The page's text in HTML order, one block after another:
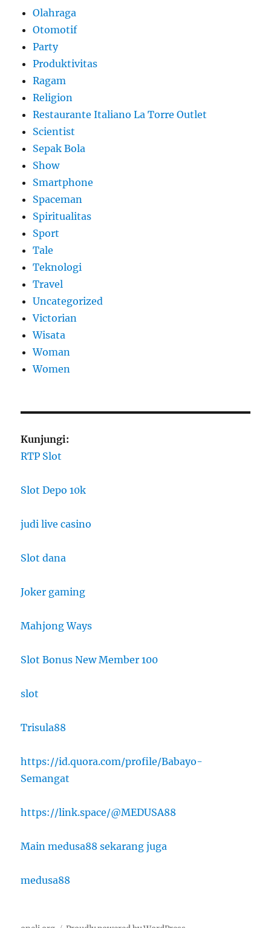
Olahraga
Otomotif
Party
Produktivitas
Ragam
Religion
Restaurante Italiano La Torre Outlet
Scientist
Sepak Bola
Show
Smartphone
Spaceman
Spiritualitas
Sport
Tale
Teknologi
Travel
Uncategorized
Victorian
Wisata
Woman
Women
Kunjungi:
RTP Slot
Slot Depo 10k
judi live casino
Slot dana
Joker gaming
Mahjong Ways
Slot Bonus New Member 100
slot
Trisula88
https://id.quora.com/profile/Babayo-
Semangat
https://link.space/@MEDUSA88
Main medusa88 sekarang juga
medusa88